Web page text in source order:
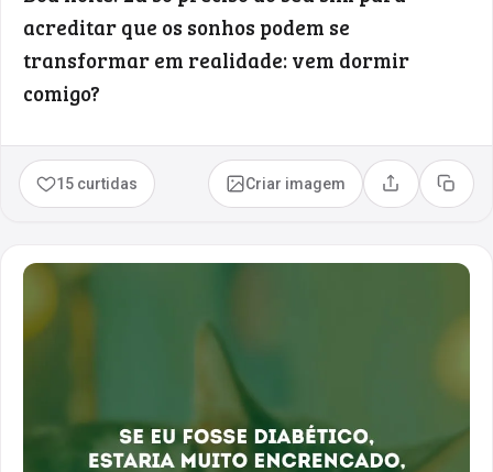
acreditar que os sonhos podem se
transformar em realidade: vem dormir
comigo?
15 curtidas Criar imagem Compartilhar
Copiar